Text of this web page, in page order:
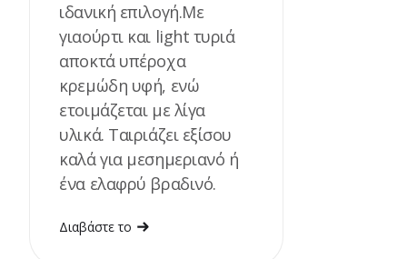
ιδανική επιλογή.Με
γιαούρτι και light τυριά
αποκτά υπέροχα
κρεμώδη υφή, ενώ
ετοιμάζεται με λίγα
υλικά. Ταιριάζει εξίσου
καλά για μεσημεριανό ή
ένα ελαφρύ βραδινό.
Διαβάστε το